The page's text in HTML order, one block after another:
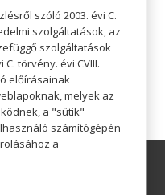
Zrt. az Interneten
adatot
mintha azokat
rendelkezésére.
szóló 2003. évi C.
szolgáltatások, az
szolgáltatások
törvény. évi CVIII.
előírásainak
melyek az
a "sütik"
számítógépén
a